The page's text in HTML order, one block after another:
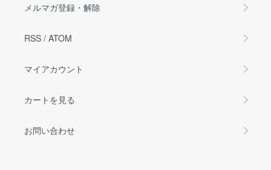
メルマガ登録・解除
RSS / ATOM
マイアカウント
カートを見る
お問い合わせ